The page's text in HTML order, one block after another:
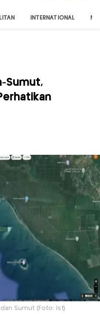
INTERNATIONAL
Sumut,
Sumut (Foto: Ist)